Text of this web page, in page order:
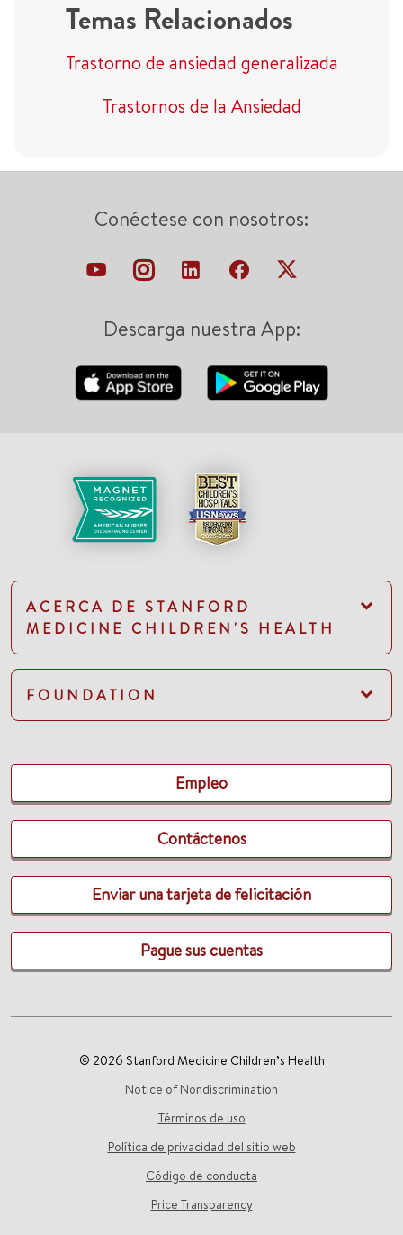
Temas Relacionados
Trastorno de ansiedad generalizada
Trastornos de la Ansiedad
Conéctese con nosotros:
Descarga nuestra App:
ACERCA DE STANFORD
MEDICINE CHILDREN'S HEALTH
FOUNDATION
Empleo
Contáctenos
Enviar una tarjeta de felicitación
Pague sus cuentas
© 2026 Stanford Medicine Children’s Health
Notice of Nondiscrimination
Términos de uso
Política de privacidad del sitio web
Código de conducta
Price Transparency